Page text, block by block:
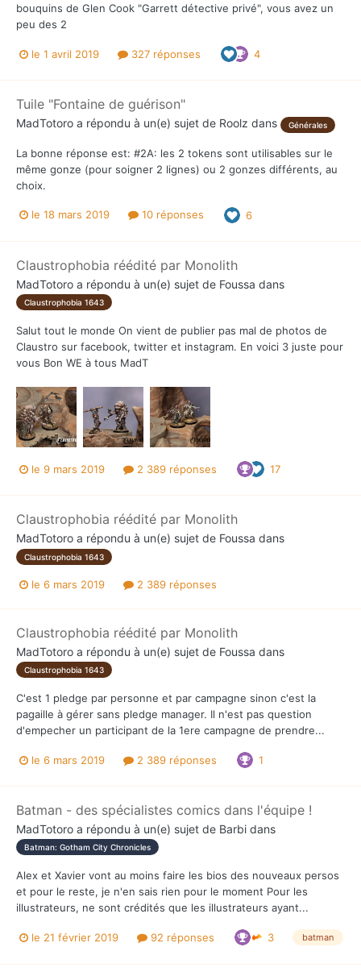
bouquins de Glen Cook "Garrett détective privé", vous avez un
peu des 2
le 1 avril 2019 327 réponses 4
Tuile "Fontaine de guérison"
MadTotoro a répondu à un(e) sujet de Roolz dans Générales
La bonne réponse est: #2A: les 2 tokens sont utilisables sur le
même gonze (pour soigner 2 lignes) ou 2 gonzes différents, au
choix.
le 18 mars 2019 10 réponses 6
Claustrophobia réédité par Monolith
MadTotoro a répondu à un(e) sujet de Foussa dans
Claustrophobia 1643
Salut tout le monde On vient de publier pas mal de photos de
Claustro sur facebook, twitter et instagram. En voici 3 juste pour
vous Bon WE à tous MadT
le 9 mars 2019 2 389 réponses 17
Claustrophobia réédité par Monolith
MadTotoro a répondu à un(e) sujet de Foussa dans
Claustrophobia 1643
le 6 mars 2019 2 389 réponses
Claustrophobia réédité par Monolith
MadTotoro a répondu à un(e) sujet de Foussa dans
Claustrophobia 1643
C'est 1 pledge par personne et par campagne sinon c'est la
pagaille à gérer sans pledge manager. Il n'est pas question
d'empecher un participant de la 1ere campagne de prendre...
le 6 mars 2019 2 389 réponses 1
Batman - des spécialistes comics dans l'équipe !
MadTotoro a répondu à un(e) sujet de Barbi dans
Batman: Gotham City Chronicles
Alex et Xavier vont au moins faire les bios des nouveaux persos
et pour le reste, je n'en sais rien pour le moment Pour les
illustrateurs, ne sont crédités que les illustrateurs ayant...
le 21 février 2019 92 réponses 3 batman